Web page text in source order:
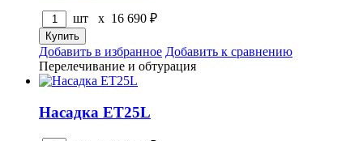
шт x 16 690 ₽
Добавить в избранное Добавить к сравнению
Перелечивание и обтурация
Насадка ET25L